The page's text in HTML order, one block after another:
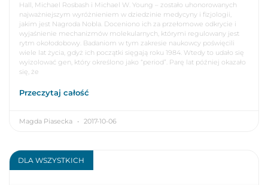
Hall, Michael Rosbash i Michael W. Young – zostało uhonorowanych
najważniejszym wyróżnieniem w dziedzinie medycyny i fizjologii,
jakim jest Nagroda Nobla. Doceniono ich za przełomowe odkrycie i
wyjaśnienie mechanizmów molekularnych, którymi regulowany jest
rytm okołodobowy. Badaniom w tym zakresie naukowcy poświęcili
wiele lat życia, gdyż ich początki sięgają roku 1984. Wtedy to udało się
wyizolować gen, który określono jako “period”. Parę lat później okazało
się, że
Przeczytaj całość
Magda Piasecka 2017-10-06
DLA WSZYSTKICH